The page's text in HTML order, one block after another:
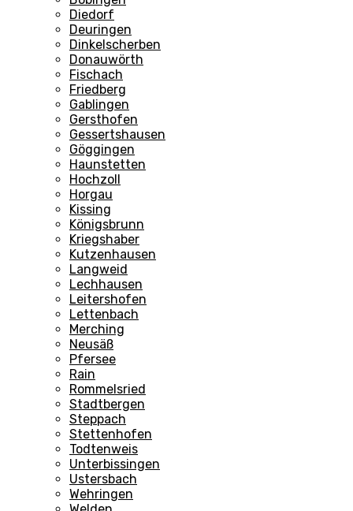
Diedorf
Deuringen
Dinkelscherben
Donauwörth
Fischach
Friedberg
Gablingen
Gersthofen
Gessertshausen
Göggingen
Haunstetten
Hochzoll
Horgau
Kissing
Königsbrunn
Kriegshaber
Kutzenhausen
Langweid
Lechhausen
Leitershofen
Lettenbach
Merching
Neusäß
Pfersee
Rain
Rommelsried
Stadtbergen
Steppach
Stettenhofen
Todtenweis
Unterbissingen
Ustersbach
Wehringen